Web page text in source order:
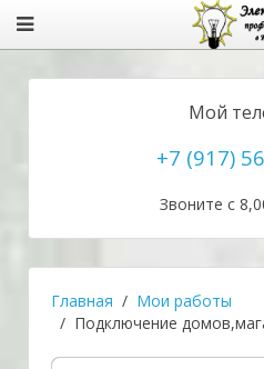
Мой
+7 (917)
Звоните с
Главная
Мои работы
Подключение